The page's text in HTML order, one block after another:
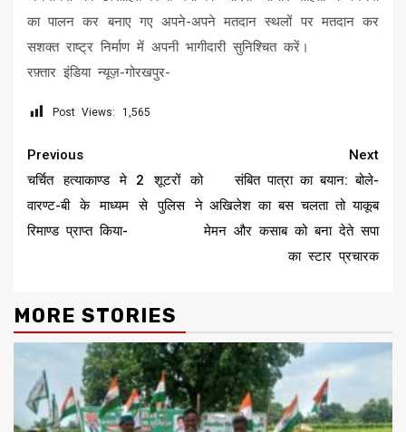
का पालन कर बनाए गए अपने-अपने मतदान स्थलों पर मतदान कर
सशक्त राष्ट्र निर्माण में अपनी भागीदारी सुनिश्चित करें।
रफ़्तार इंडिया न्यूज़-गोरखपुर-
Post Views: 1,565
Continue
Reading
Previous
चर्चित हत्याकाण्ड मे 2 शूटरों को
वारण्ट-बी के माध्यम से पुलिस ने
रिमाण्ड प्राप्त किया-
Next
संबित पात्रा का बयान: बोले-
अखिलेश का बस चलता तो याकूब
मेमन और कसाब को बना देते सपा
का स्टार प्रचारक
MORE STORIES